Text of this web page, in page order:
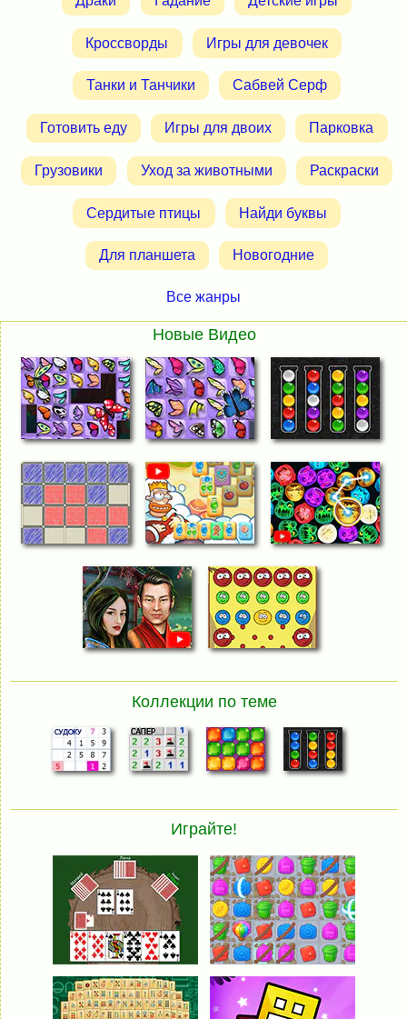
Кроссворды Игры для девочек
Танки и Танчики Сабвей Серф
Готовить еду Игры для двоих Парковка
Грузовики Уход за животными Раскраски
Сердитые птицы Найди буквы
Для планшета Новогодние
Все жанры
Новые Видео
Коллекции по теме
Играйте!